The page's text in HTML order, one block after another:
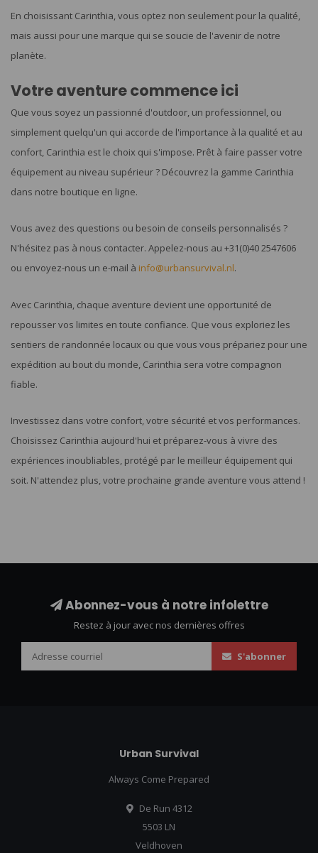
En choisissant Carinthia, vous optez non seulement pour la qualité,
mais aussi pour une marque qui se soucie de l'avenir de notre
planète.
Votre aventure commence ici
Que vous soyez un passionné d'outdoor, un professionnel, ou
simplement quelqu'un qui accorde de l'importance à la qualité et au
confort, Carinthia est le choix qui s'impose. Prêt à faire passer votre
équipement au niveau supérieur ? Découvrez la gamme Carinthia
dans notre boutique en ligne.
Vous avez des questions ou besoin de conseils personnalisés ?
N'hésitez pas à nous contacter. Appelez-nous au +31(0)40 2547606
ou envoyez-nous un e-mail à info@urbansurvival.nl.
Avec Carinthia, chaque aventure devient une opportunité de
repousser vos limites en toute confiance. Que vous exploriez les
sentiers de randonnée locaux ou que vous vous prépariez pour une
expédition au bout du monde, Carinthia sera votre compagnon
fiable.
Investissez dans votre confort, votre sécurité et vos performances.
Choisissez Carinthia aujourd'hui et préparez-vous à vivre des
expériences inoubliables, protégé par le meilleur équipement qui
soit. N'attendez plus, votre prochaine grande aventure vous attend !
Abonnez-vous à notre infolettre
Restez à jour avec nos dernières offres
S'abonner
Urban Survival
Always Come Prepared
De Run 4312
5503 LN
Veldhoven